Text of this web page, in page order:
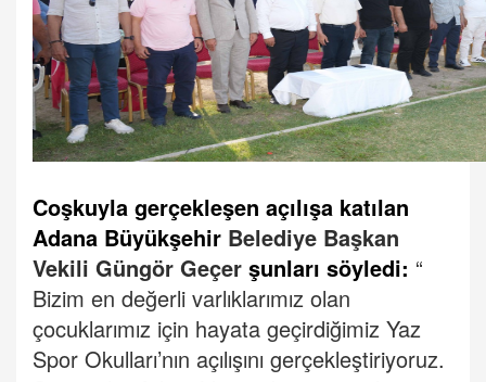
Coşkuyla gerçekleşen açılışa katılan
Adana Büyükşehir Belediye Başkan
Vekili Güngör Geçer şunları söyledi: “
Bizim en değerli varlıklarımız olan
çocuklarımız için hayata geçirdiğimiz Yaz
Spor Okulları’nın açılışını gerçekleştiriyoruz.